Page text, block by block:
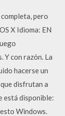
pero
X Idioma: EN
Y con razón. La
hacerse un
disfrutan a
está disponible:
Windows.